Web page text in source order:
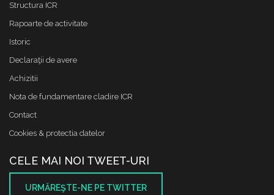
Structura ICR
Rapoarte de activitate
Istoric
Declaraţii de avere
Achizitii
Nota de fundamentare cladire ICR
Contact
Cookies & protectia datelor
CELE MAI NOI TWEET-URI
URMĂREŞTE-NE PE TWITTER